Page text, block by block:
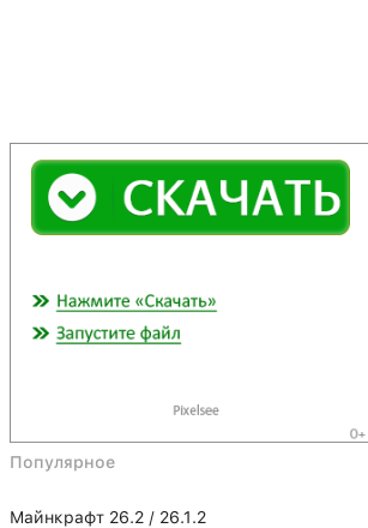
Популярное
Майнкрафт 26.2 / 26.1.2